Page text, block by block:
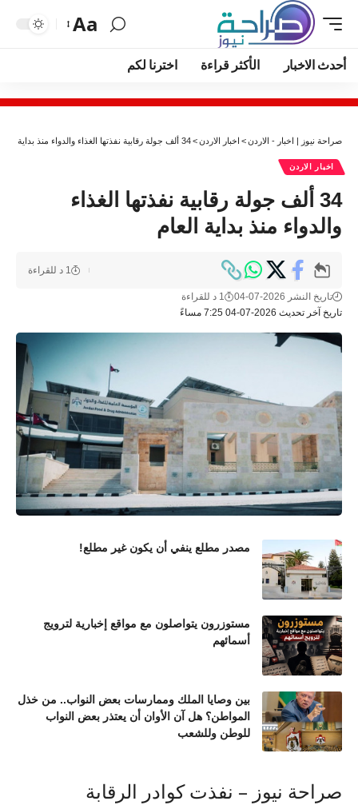
Aa
أحدث الاخبار الأكثر قراءة اخترنا لكم
صراحة نيوز | اخبار - الاردن> اخبار الاردن>34 ألف جولة رقابية نفذتها الغذاء والدواء منذ بداية العام
اخبار الاردن
34 ألف جولة رقابية نفذتها الغذاء
والدواء منذ بداية العام
تاريخ آخر تحديث 2026-07-04 7:25 مساءً
تاريخ النشر 2026-07-04 1 د للقراءة
1 د للقراءة
مصدر مطلع ينفي أن يكون غير مطلع!
مستوزرون يتواصلون مع مواقع إخبارية لترويج
أسمائهم
بين وصايا الملك وممارسات بعض النواب.. من خذل
المواطن؟ هل آن الأوان أن يعتذر بعض النواب
للوطن وللشعب
صراحة نيوز – نفذت كوادر الرقابة